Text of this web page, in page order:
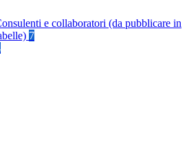
e collaboratori (da pubblicare in
7